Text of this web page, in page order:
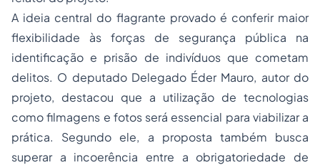
A ideia central do flagrante provado é conferir maior
flexibilidade às forças de segurança pública na
identificação e prisão de indivíduos que cometam
delitos. O deputado Delegado Éder Mauro, autor do
projeto, destacou que a utilização de tecnologias
como filmagens e fotos será essencial para viabilizar a
prática. Segundo ele, a proposta também busca
superar a incoerência entre a obrigatoriedade de